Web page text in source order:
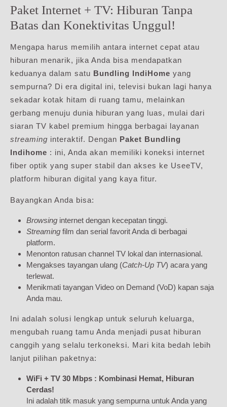
Paket Internet + TV: Hiburan Tanpa
Batas dan Konektivitas Unggul!
Mengapa harus memilih antara internet cepat atau
hiburan menarik, jika Anda bisa mendapatkan
keduanya dalam satu Bundling IndiHome yang
sempurna? Di era digital ini, televisi bukan lagi hanya
sekadar kotak hitam di ruang tamu, melainkan
gerbang menuju dunia hiburan yang luas, mulai dari
siaran TV kabel premium hingga berbagai layanan
streaming interaktif. Dengan Paket Bundling
Indihome : ini, Anda akan memiliki koneksi internet
fiber optik yang super stabil dan akses ke UseeTV,
platform hiburan digital yang kaya fitur.
Bayangkan Anda bisa:
Browsing internet dengan kecepatan tinggi.
Streaming film dan serial favorit Anda di berbagai
platform.
Menonton ratusan channel TV lokal dan internasional.
Mengakses tayangan ulang (Catch-Up TV) acara yang
terlewat.
Menikmati tayangan Video on Demand (VoD) kapan saja
Anda mau.
Ini adalah solusi lengkap untuk seluruh keluarga,
mengubah ruang tamu Anda menjadi pusat hiburan
canggih yang selalu terkoneksi. Mari kita bedah lebih
lanjut pilihan paketnya:
WiFi + TV 30 Mbps : Kombinasi Hemat, Hiburan
Cerdas!
Ini adalah titik masuk yang sempurna untuk Anda yang